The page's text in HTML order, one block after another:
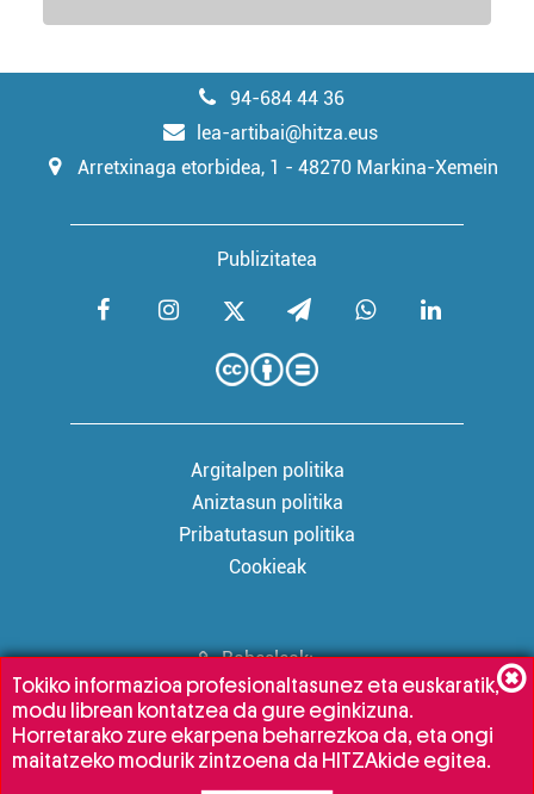
94-684 44 36
lea-artibai@hitza.eus
Arretxinaga etorbidea, 1 - 48270 Markina-Xemein
Publizitatea
Argitalpen politika
Aniztasun politika
Pribatutasun politika
Cookieak
Babesleak:
Tokiko informazioa profesionaltasunez eta euskaratik,
modu librean kontatzea da gure eginkizuna.
Horretarako zure ekarpena beharrezkoa da, eta ongi
maitatzeko modurik zintzoena da HITZAkide egitea.